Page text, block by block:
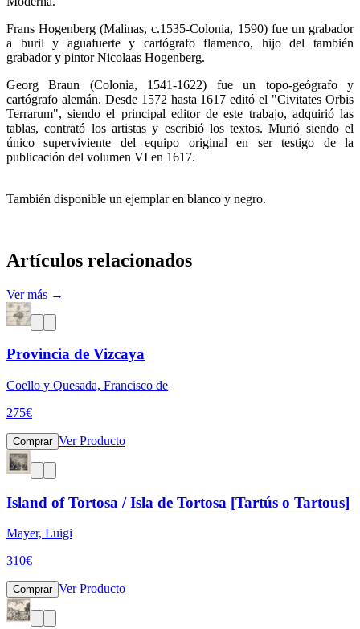
Frans Hogenberg (Malinas, c.1535-Colonia, 1590) fue un grabador
a buril y aguafuerte y cartógrafo flamenco, hijo del también
grabador y pintor Nicolaas Hogenberg.
Georg Braun (Colonia, 1541-1622) fue un topo-geógrafo y
cartógrafo alemán. Desde 1572 hasta 1617 editó el "Civitates Orbis
Terrarum", siendo el principal editor de este trabajo, adquirió las
tablas, contrató los artistas y escribió los textos. Murió siendo el
único superviviente del equipo original en ser testigo de la
publicación del volumen VI en 1617.
También disponible un ejemplar en blanco y negro.
Artículos relacionados
Ver más →
Provincia de Vizcaya
Coello y Quesada, Francisco de
275€
Comprar Ver Producto
Island of Tortosa / Isla de Tortosa [Tartús o Tartous]
Mayer, Luigi
310€
Comprar Ver Producto